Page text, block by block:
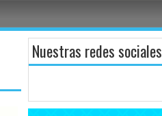
Nuestras redes sociales